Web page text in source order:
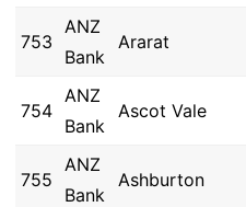
753
ANZ
Bank
Ararat
754
ANZ
Bank
Ascot Vale
755
ANZ
Bank
Ashburton